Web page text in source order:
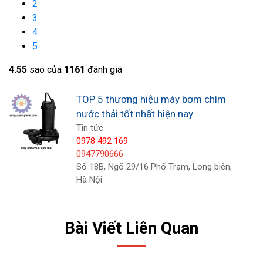
người sử dụng.
2
3
4
5
4.55 sao của 1161 đánh giá
TOP 5 thương hiệu máy bơm chìm
nước thải tốt nhất hiện nay
Tin tức
0978 492 169
0947790666
Số 18B, Ngõ 29/16 Phố Trạm, Long biên,
Hà Nội
Bài Viết Liên Quan